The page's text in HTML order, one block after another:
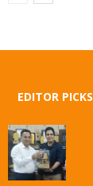
EDITOR PICKS